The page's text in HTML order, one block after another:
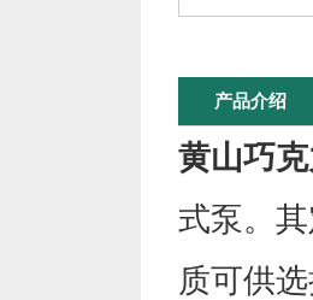
产品介绍
黄山巧
式泵。
质可供